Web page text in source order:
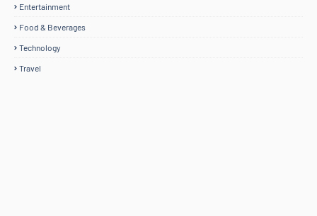
Entertainment
Food & Beverages
Technology
Travel